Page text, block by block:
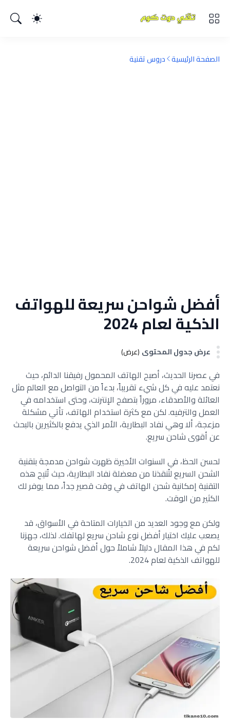
الصفحة الرئيسية دروس تقنية
أفضل شواحن سريعة للهواتف
الذكية لعام 2024
عرض جدول المحتوى (عرض)
في عصرنا الحديث، أصبح الهاتف المحمول رفيقنا الدائم، حيث
نعتمد عليه في كل شيء تقريباً، بدءاً من التواصل مع العالم مثل
العائلة والأصدقاء، مروراً بتصفح الإنترنت، وحتى استخدامه في
العمل والترفيه. لكن مع كثرة استخدام الهاتف، تأتي مشكلة
مزعجة، ألا وهي نفاد البطارية، الأمر الذي يدفع بالكثيرين بالبحث
عن أقوى شاحن سريع.
لحسن الحظ، في السنوات الأخيرة ظهرت شواحن مدمجة بتقنية
الشحن السريع لتُنقذنا من معضلةنفاد البطارية، حيث تُتيح هذه
التقنية إمكانية شحن الهاتف في وقت قصير جداً، مما يوفر لك
الكثير من الوقت.
ولكن مع وجود العديد من الخيارات المتاحة في الأسواق، قد
يصعب عليك اختيار أفضل نوع شاحن سريع لهاتفك. لذلك، جهزنا
لكم في هذا المقال دليلاً شاملاً حول أفضل شواحن سريعة
للهواتف الذكية لعام 2024.